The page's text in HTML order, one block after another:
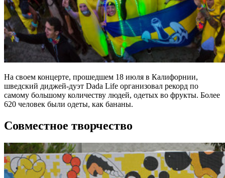
На своем концерте, прошедшем 18 июля в Калифорнии,
шведский диджей-дуэт Dada Life организовал рекорд по
самому большому количеству людей, одетых во фрукты. Более
620 человек были одеты, как бананы.
Совместное творчество